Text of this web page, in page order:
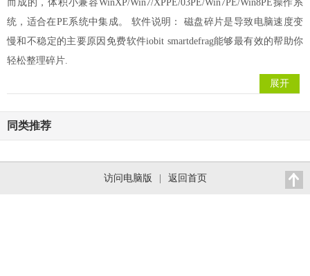
而成的，体积小兼容WinXP/Win7/XPPE/03PE/Win7PE/Win8PE操作系
统，适合在PE系统中集成。 软件说明： 磁盘碎片是导致电脑速度变
慢和不稳定的主要原因免费软件iobit smartdefrag能够最有效的帮助你
轻松整理碎片.
展开
同类推荐
访问电脑版 返回首页